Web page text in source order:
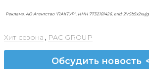
Реклама. АО Агентство "ПАКТУР", ИНН 7732101426, erid: 2VSb5x2xujg
Хит сезона , PAC GROUP
Обсудить новость